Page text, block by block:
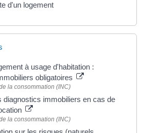
d'un logement
à usage d'habitation :
obligatoires
la consommation (INC)
diagnostics immobiliers en cas de
la consommation (INC)